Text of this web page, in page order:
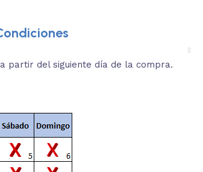
3.
partir del siguiente día de la compra.